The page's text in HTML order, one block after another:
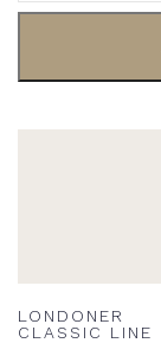
LONDONER
CLASSIC LINE